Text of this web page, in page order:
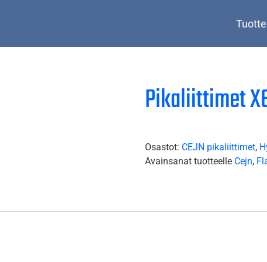
Pikaliittimet
Osastot: CEJN pikaliittimet,
Avainsanat tuotteelle Cejn,